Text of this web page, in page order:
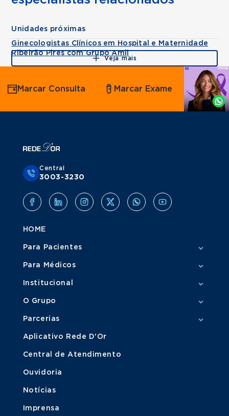
Unidades próximas
Ginecologistas Clínicos em Hospital e Maternidade
Ribeirão Pires com Grupo Amil
Veja mais
Agende
por
Whatsapp
Marcar Consulta Marcar Exame
Central
3003-3230
HOME
Para Pacientes
Para Médicos
Institucional
O Grupo
Parcerias
Aplicativo Rede D'Or
Central de Atendimento
Ouvidoria
Notícias
Imprensa